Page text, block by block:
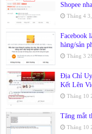
Shopee
Tháng 4
Facebook
hàng/sản
Tháng 3
Địa Chỉ
Kết Lên
Tháng 10
Tăng mắt
Tháng 10